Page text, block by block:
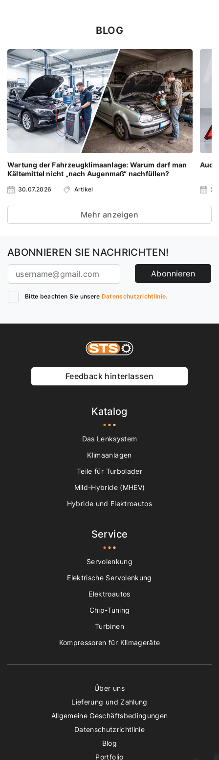
BLOG
Wartung der Fahrzeugklimaanlage: Warum darf man
Kältemittel nicht „nach Augenmaß“ nachfüllen?
30.07.2026 Artikel
Audi
Mehr anzeigen
ABONNIEREN SIE NACHRICHTEN!
Abonnieren
Bitte beachten Sie unsere Datenschutzrichtlinie.
Feedback hinterlassen
Katalog
Das Lenksystem
Klimaanlagen
Teile für Turbolader
Mild-Hybride (MHEV)
Hybride und Elektroautos
Service
Servolenkung
Elektrische Servolenkung
Elektroautos
Chip-Tuning
Turbinen
Kompressoren für Klimageräte
Über uns
Lieferung und Zahlung
Allgemeine Geschäftsbedingungen
Datenschutzrichtlinie
Blog
Portfolio